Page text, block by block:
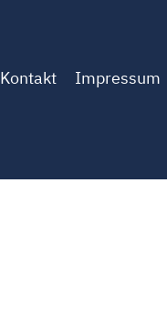
Kontakt Impressum